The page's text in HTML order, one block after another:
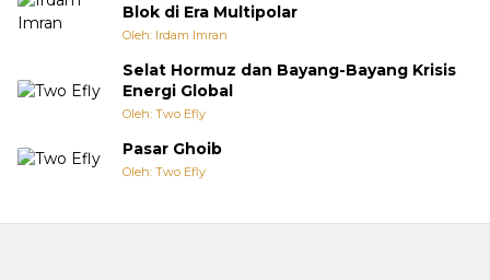
Blok di Era Multipolar
Oleh: Irdam Imran
Selat Hormuz dan Bayang-Bayang Krisis
Energi Global
Oleh: Two Efly
Pasar Ghoib
Oleh: Two Efly